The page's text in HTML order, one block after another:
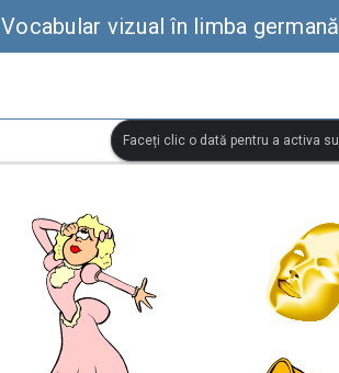
Vocabular vizual în limba germană
Faceți clic o dată pentru a activa